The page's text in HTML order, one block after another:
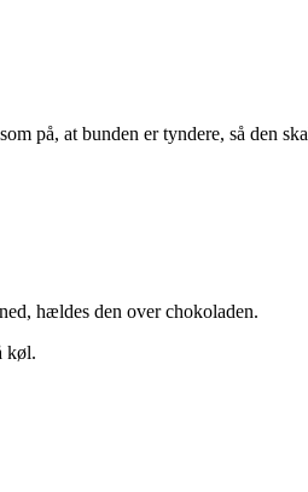
på, at bunden er tyndere, så den
hældes den over chokoladen.
køl.